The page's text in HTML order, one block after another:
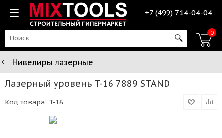
+7 (499) 714-04-04
0
Нивелиры лазерные
Лазерный уровень T-16 7889 STAND
Код товара: T-16